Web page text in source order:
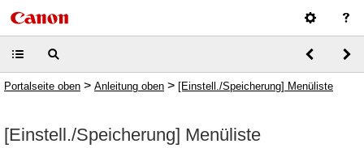
Portalseite oben > Anleitung oben > [Einstell./Speicherung] Menüliste
[Einstell./Speicherung] Menüliste